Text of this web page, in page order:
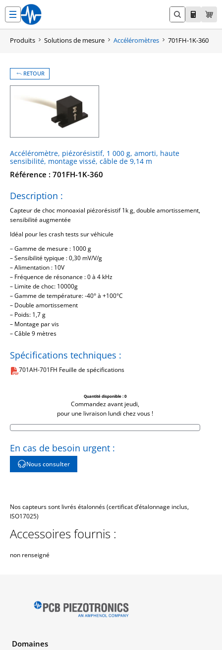
contenu
Produits Solutions de mesure Accéléromètres 701FH-1K-360
RETOUR
Accéléromètre, piézorésistif, 1 000 g, amorti, haute
sensibilité, montage vissé, câble de 9,14 m
Référence : 701FH-1K-360
Spécifications techniques :
701AH-701FH Feuille de spécifications
Description :
Capteur de choc monoaxial piézorésistif 1k g, double amortissement,
sensibilité augmentée
Idéal pour les crash tests sur véhicule
– Gamme de mesure : 1000 g
– Sensibilité typique : 0,30 mV/V/g
– Alimentation : 10V
– Fréquence de résonance : 0 à 4 kHz
– Limite de choc: 10000g
– Gamme de température: -40° à +100°C
– Double amortissement
– Poids: 1,7 g
– Montage par vis
– Câble 9 mètres
Quantité disponible :0
Commandez avant jeudi,
pour une livraison lundi chez vous !
En cas de besoin urgent :
Nous consulter
Nos capteurs sont livrés étalonnés (certificat d’étalonnage inclus,
ISO17025)
Accessoires fournis :
non renseigné
Domaines